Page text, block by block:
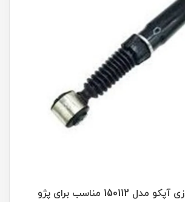
کمک فنر عقب گازی آپکو مدل 150112 مناسب برای پژو